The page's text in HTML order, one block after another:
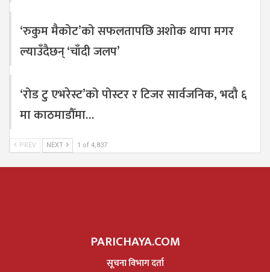
‘रुकुम मैकोट’को सफलतापछि अशोक थापा मगर
ल्याउँदैछन् ‘चाँदी जलप’
‘रोड टु एभरेस्ट’को पोस्टर र टिजर सार्वजनिक, भदौ ६
मा काठमाडौँमा…
PREV NEXT 1 of 4,837
PARICHAYA.COM
सूचना विभाग दर्ता